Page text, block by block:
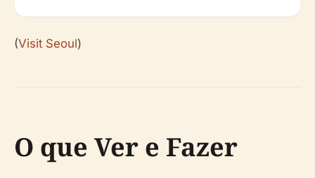
(Visit Seoul)
O que Ver e Fazer